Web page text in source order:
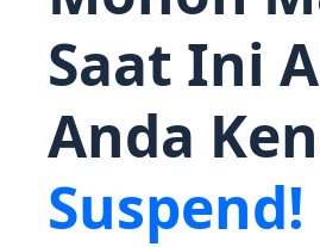
Saat Ini
Anda
Suspend!